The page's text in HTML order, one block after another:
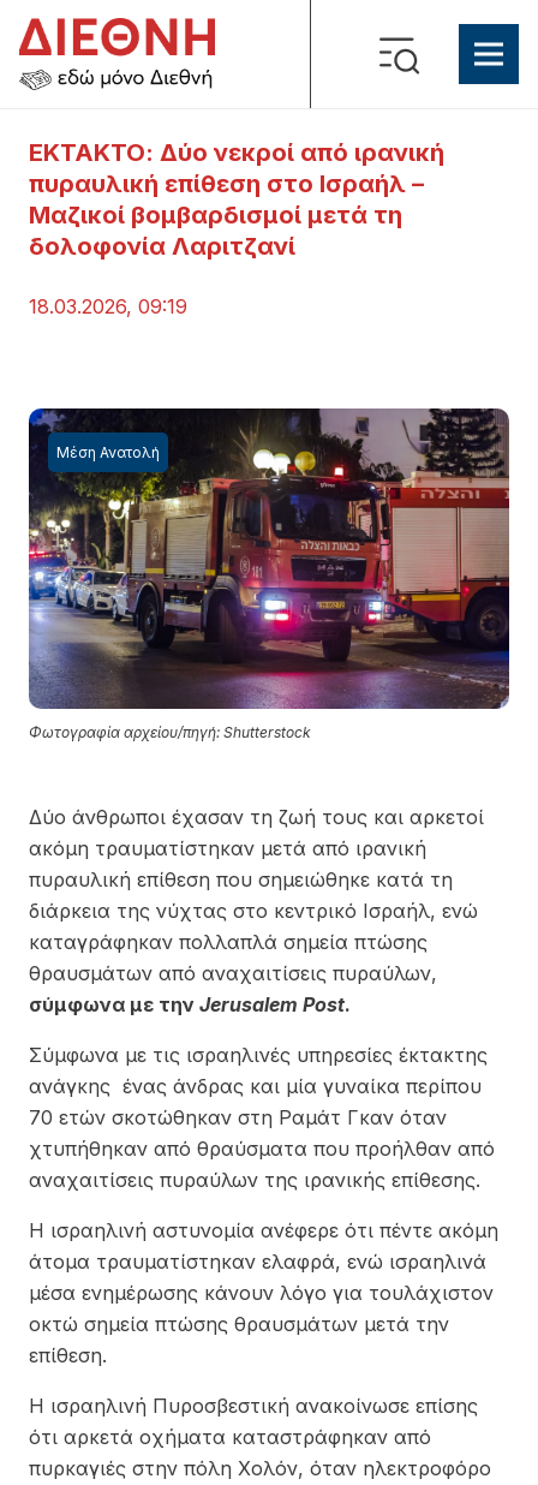
ΕΚΤΑΚΤΟ: Δύο νεκροί από ιρανική
πυραυλική επίθεση στο Ισραήλ –
Μαζικοί βομβαρδισμοί μετά τη
δολοφονία Λαριτζανί
18.03.2026, 09:19
Φωτογραφία αρχείου/πηγή: Shutterstock
Μέση Ανατολή
Δύο άνθρωποι έχασαν τη ζωή τους και αρκετοί
ακόμη τραυματίστηκαν μετά από ιρανική
πυραυλική επίθεση που σημειώθηκε κατά τη
διάρκεια της νύχτας στο κεντρικό Ισραήλ, ενώ
καταγράφηκαν πολλαπλά σημεία πτώσης
θραυσμάτων από αναχαιτίσεις πυραύλων,
σύμφωνα με την Jerusalem Post.
Σύμφωνα με τις ισραηλινές υπηρεσίες έκτακτης
ανάγκης ένας άνδρας και μία γυναίκα περίπου
70 ετών σκοτώθηκαν στη Ραμάτ Γκαν όταν
χτυπήθηκαν από θραύσματα που προήλθαν από
αναχαιτίσεις πυραύλων της ιρανικής επίθεσης.
Η ισραηλινή αστυνομία ανέφερε ότι πέντε ακόμη
άτομα τραυματίστηκαν ελαφρά, ενώ ισραηλινά
μέσα ενημέρωσης κάνουν λόγο για τουλάχιστον
οκτώ σημεία πτώσης θραυσμάτων μετά την
επίθεση.
Η ισραηλινή Πυροσβεστική ανακοίνωσε επίσης
ότι αρκετά οχήματα καταστράφηκαν από
πυρκαγιές στην πόλη Χολόν, όταν ηλεκτροφόρο